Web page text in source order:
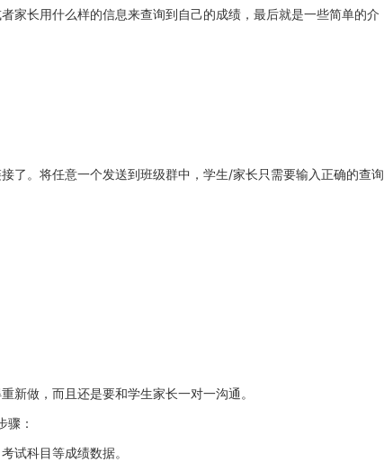
家长用什么样的信息来查询到自己的成绩，最后就是一些简单的介
了。将任意一个发送到班级群中，学生/家长只需要输入正确的查询
新做，而且还是要和学生家长一对一沟通。
骤：
试科目等成绩数据。